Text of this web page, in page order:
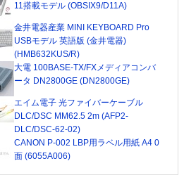
11搭載モデル (OBSIX9/D11A)
金井電器産業 MINI KEYBOARD Pro
USBモデル 英語版 (金井電器)
(HMB632KUS/R)
大電 100BASE-TX/FXメディアコンバ
ータ DN2800GE (DN2800GE)
エイム電子 光ファイバーケーブル
DLC/DSC MM62.5 2m (AFP2-
DLC/DSC-62-02)
CANON P-002 LBP用ラベル用紙 A4 0
面 (6055A006)